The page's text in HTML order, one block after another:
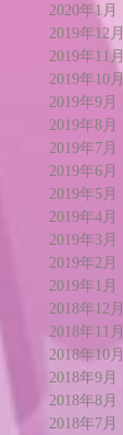
2020年1月
2019年12月
2019年11月
2019年10月
2019年9月
2019年8月
2019年7月
2019年6月
2019年5月
2019年4月
2019年3月
2019年2月
2019年1月
2018年12月
2018年11月
2018年10月
2018年9月
2018年8月
2018年7月